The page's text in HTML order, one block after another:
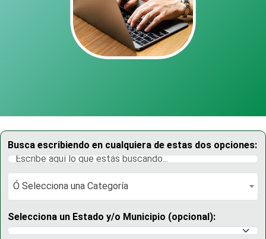
Busca escribiendo en cualquiera de estas dos opciones:
Ó Selecciona una Categoría
Ó Selecciona una Categoría
Selecciona un Estado y/o Municipio (opcional):
Selecciona un Estado